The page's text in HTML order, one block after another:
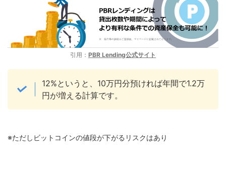
引用： PBR Lending公式サイト
12%というと、10万円分預ければ年間で1.2万
円が増える計算です。
※ただしビットコインの値段が下がるリスクはあり